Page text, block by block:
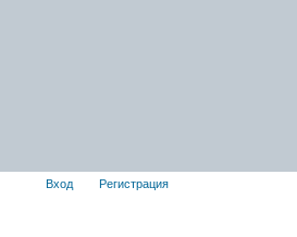
Вход Регистрация